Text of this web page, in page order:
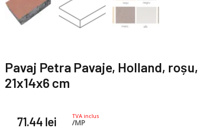
Pavaj Petra Pavaje, Holland, roșu,
21x14x6 cm
71.44 lei TVA inclus
/MP